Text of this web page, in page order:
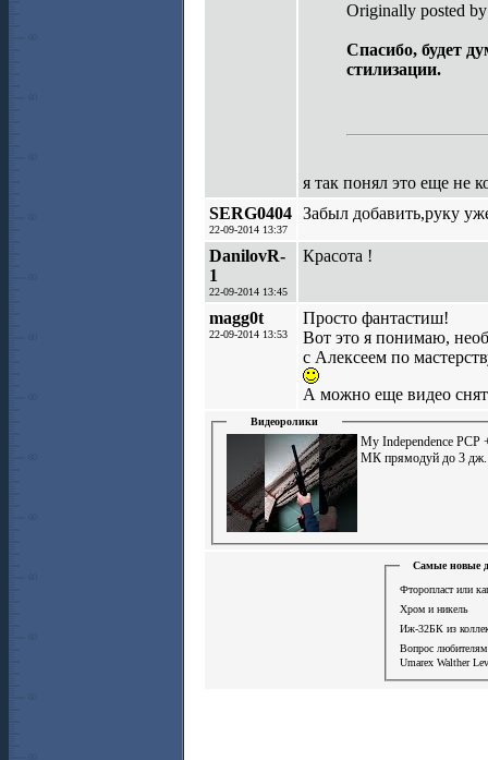
Originally posted
Спасибо, будет
стилизации.
я так понял это еще не
SERG0404
22-09-2014 13:37
Забыл добавить,руку
DanilovR-
1
22-09-2014 13:45
Красота !
magg0t
22-09-2014 13:53
Просто фантастиш!
Вот это я понимаю,
с Алексеем по
А можно еще видео
Видеоролики
My Independence РСР
МК прямодуй до 3 дж.
Самые новые
Фторопласт или
Хром и никель
Иж-32БК из
Вопрос
Umarex Walther